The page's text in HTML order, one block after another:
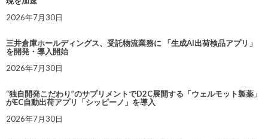
2026年7月30日
三井倉庫ホールディングス、受託物流業務に 「生成AI出荷検品アプリ」
を開発・導入開始
2026年7月30日
“独自開発こだわり”のサプリメントでD2C展開する「ウェルモット製薬」
がEC自動出荷アプリ「シッピーノ」を導入
2026年7月30日